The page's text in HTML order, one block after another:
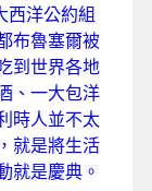
西洋公約組
布魯塞爾被
到世界各地
、一大包洋
時人並不太
就是將生活
就是慶典。